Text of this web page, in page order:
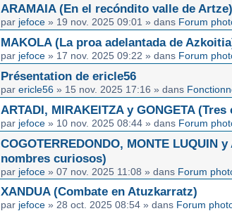
ARAMAIA (En el recóndito valle de Artze)
par jefoce » 19 nov. 2025 09:01 » dans Forum
MAKOLA (La proa adelantada de
par jefoce » 17 nov. 2025 09:22 » dans Forum
Présentation de ericle56
par ericle56 » 15 nov. 2025 17:16 » dans
ARTADI, MIRAKEITZA y GONGETA
par jefoce » 10 nov. 2025 08:44 » dans Forum
COGOTERREDONDO, MONTE LUQUIN
nombres curiosos)
par jefoce » 07 nov. 2025 11:08 » dans Forum
XANDUA (Combate en Atuzkarratz)
par jefoce » 28 oct. 2025 08:54 » dans Forum